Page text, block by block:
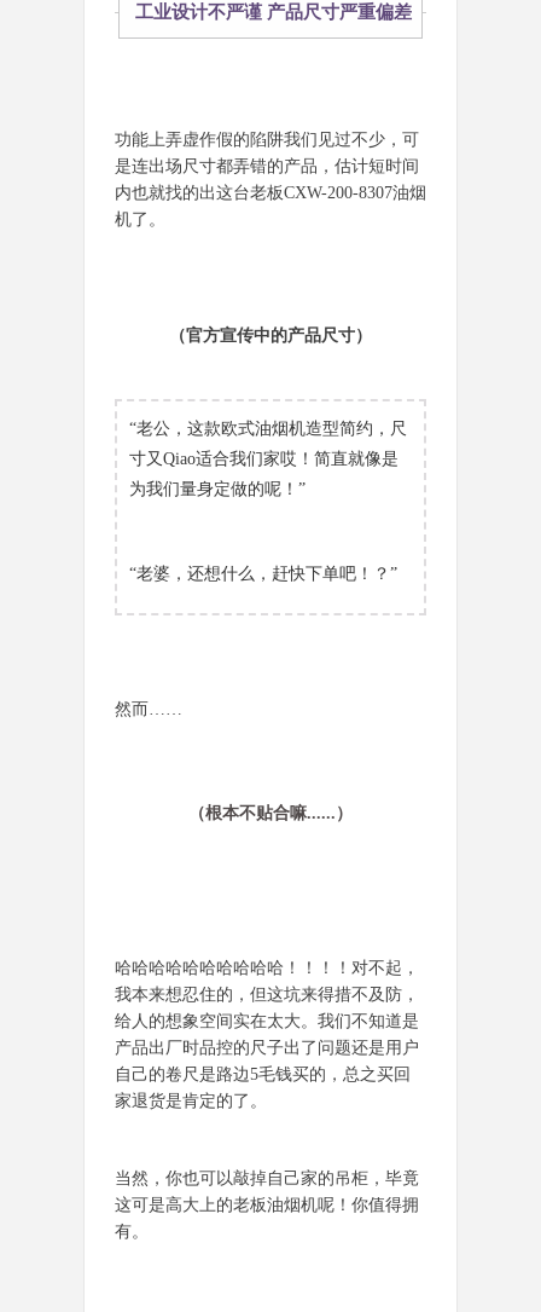
工业设计不严谨 产品尺寸严重偏差
功能上弄虚作假的陷阱我们见过不少，可
是连出场尺寸都弄错的产品，估计短时间
内也就找的出这台老板CXW-200-8307油烟
机了。
（官方宣传中的产品尺寸）
“老公，这款欧式油烟机造型简约，尺
寸又Qiao适合我们家哎！简直就像是
为我们量身定做的呢！”
“老婆，还想什么，赶快下单吧！？”
然而……
（根本不贴合嘛......）
哈哈哈哈哈哈哈哈哈哈！！！！对不起，
我本来想忍住的，但这坑来得措不及防，
给人的想象空间实在太大。我们不知道是
产品出厂时品控的尺子出了问题还是用户
自己的卷尺是路边5毛钱买的，总之买回
家退货是肯定的了。
当然，你也可以敲掉自己家的吊柜，毕竟
这可是高大上的老板油烟机呢！你值得拥
有。